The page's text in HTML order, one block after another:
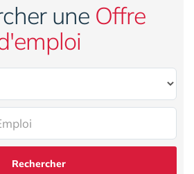
une Offre
Rechercher